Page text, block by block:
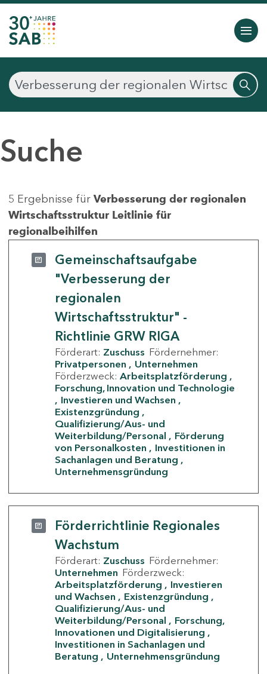
Suche
5 Ergebnisse für Verbesserung der regionalen
Wirtschaftsstruktur Leitlinie für
regionalbeihilfen
Gemeinschaftsaufgabe
"Verbesserung der
regionalen
Wirtschaftsstruktur" -
Richtlinie GRW RIGA
Förderart: Zuschuss Fördernehmer:
Privatpersonen
Unternehmen
Förderzweck: Arbeitsplatzförderung
Forschung, Innovation und Technologie
Investieren und Wachsen
Existenzgründung
Qualifizierung/Aus- und
Weiterbildung/Personal
Förderung
von Personalkosten
Investitionen in
Sachanlagen und Beratung
Unternehmensgründung
Förderrichtlinie Regionales
Wachstum
Förderart: Zuschuss Fördernehmer:
Unternehmen Förderzweck:
Arbeitsplatzförderung
Investieren
und Wachsen
Existenzgründung
Qualifizierung/Aus- und
Weiterbildung/Personal
Forschung,
Innovationen und Digitalisierung
Investitionen in Sachanlagen und
Beratung
Unternehmensgründung